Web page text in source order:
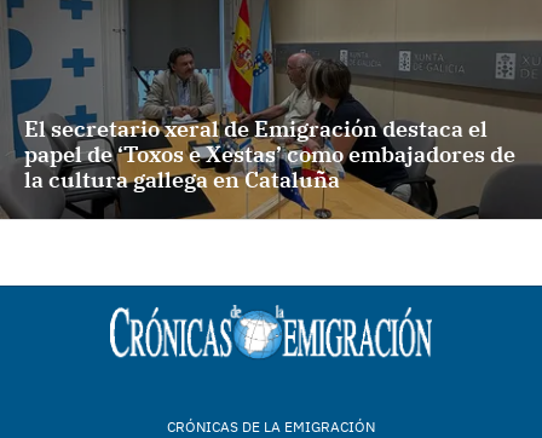
El secretario xeral de Emigración destaca el
papel de ‘Toxos e Xestas’ como embajadores de
la cultura gallega en Cataluña
CRÓNICAS DE LA EMIGRACIÓN